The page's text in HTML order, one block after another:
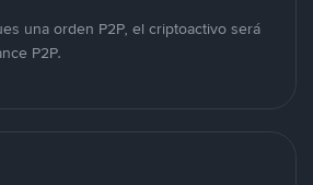
una orden P2P, el criptoactivo será
P2P.